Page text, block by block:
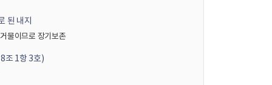
된 내지
물이므로 장기보존
조 1항 3호)